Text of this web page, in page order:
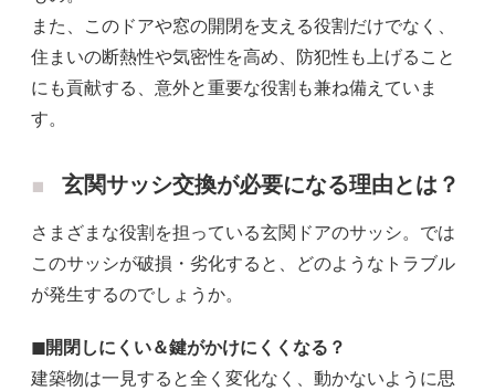
また、このドアや窓の開閉を支える役割だけでなく、
住まいの断熱性や気密性を高め、防犯性も上げること
にも貢献する、意外と重要な役割も兼ね備えていま
す。
玄関サッシ交換が必要になる理由とは？
さまざまな役割を担っている玄関ドアのサッシ。では
このサッシが破損・劣化すると、どのようなトラブル
が発生するのでしょうか。
◼︎開閉しにくい＆鍵がかけにくくなる？
建築物は一見すると全く変化なく、動かないように思